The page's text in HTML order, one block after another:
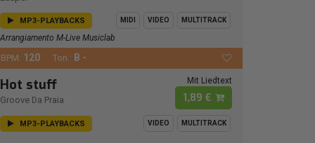
MP3-PLAYBACKS MIDI VIDEO MULTITRACK
Arrangiamento M-Live Musiclab
BPM: 120 Ton.: B -
Hot stuff
Groove Da Praia
Mit Liedtext
1,89 €
MP3-PLAYBACKS VIDEO MULTITRACK